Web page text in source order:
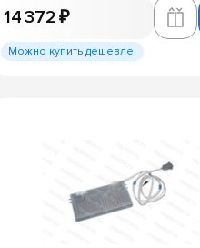
14 372 ₽
Можно купить дешевле!